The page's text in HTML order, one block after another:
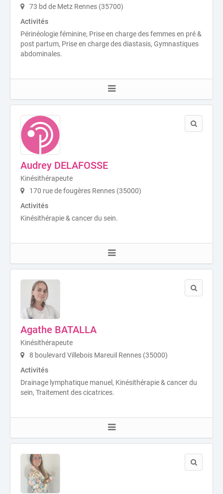
73 bd de Metz Rennes (35700)
Activités
Périnéologie féminine, Prise en charge des femmes en pré &
post partum, Prise en charge des diastasis, Gymnastiques
abdominales.
Audrey DELAFOSSE
Kinésithérapeute
170 rue de fougères Rennes (35000)
Activités
Kinésithérapie & cancer du sein.
Agathe BATALLA
Kinésithérapeute
8 boulevard Villebois Mareuil Rennes (35000)
Activités
Drainage lymphatique manuel, Kinésithérapie & cancer du
sein, Traitement des cicatrices.